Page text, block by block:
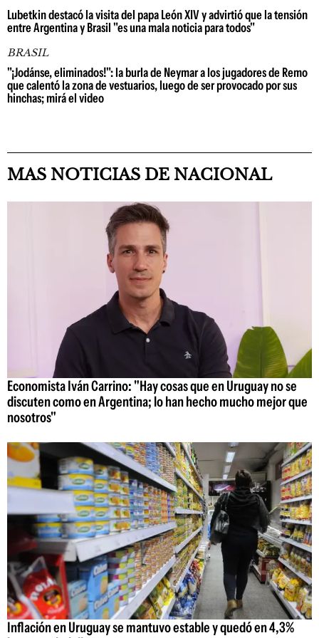
Lubetkin destacó la visita del papa León XIV y advirtió que la tensión
entre Argentina y Brasil "es una mala noticia para todos"
BRASIL
"¡Jodánse, eliminados!": la burla de Neymar a los jugadores de Remo
que calentó la zona de vestuarios, luego de ser provocado por sus
hinchas; mirá el video
MAS NOTICIAS DE NACIONAL
Economista Iván Carrino: "Hay cosas que en Uruguay no se
discuten como en Argentina; lo han hecho mucho mejor que
nosotros"
Inflación en Uruguay se mantuvo estable y quedó en 4,3%